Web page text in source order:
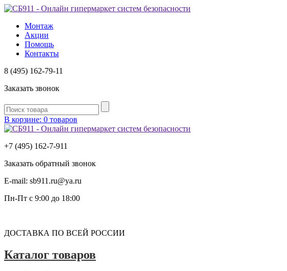
Монтаж
Акции
Помощь
Контакты
8 (495) 162-79-11
Заказать звонок
В корзине: 0 товаров
+7 (495) 162-7-911
Заказать обратный звонок
E-mail: sb911.ru@ya.ru
Пн-Пт с 9:00 до 18:00
ДОСТАВКА ПО ВСЕЙ РОССИИ
Каталог товаров